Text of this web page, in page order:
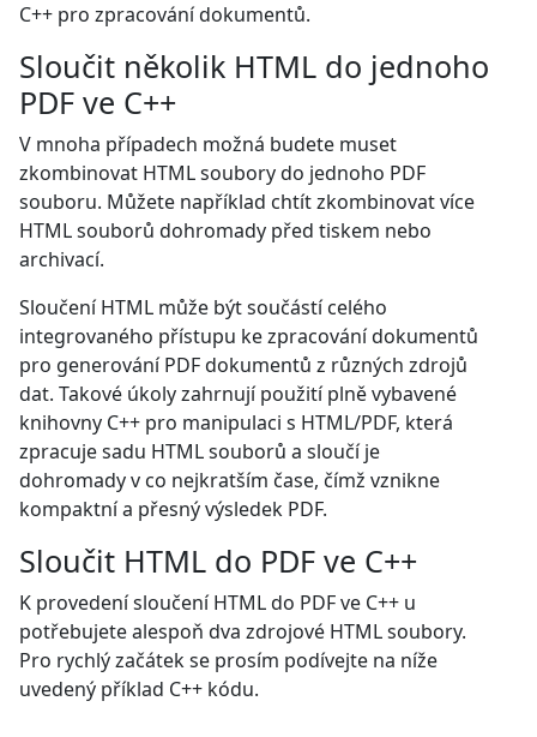
C++ pro zpracování dokumentů.
Sloučit několik HTML do jednoho
PDF ve C++
V mnoha případech možná budete muset
zkombinovat HTML soubory do jednoho PDF
souboru. Můžete například chtít zkombinovat více
HTML souborů dohromady před tiskem nebo
archivací.
Sloučení HTML může být součástí celého
integrovaného přístupu ke zpracování dokumentů
pro generování PDF dokumentů z různých zdrojů
dat. Takové úkoly zahrnují použití plně vybavené
knihovny C++ pro manipulaci s HTML/PDF, která
zpracuje sadu HTML souborů a sloučí je
dohromady v co nejkratším čase, čímž vznikne
kompaktní a přesný výsledek PDF.
Sloučit HTML do PDF ve C++
K provedení sloučení HTML do PDF ve C++ u
potřebujete alespoň dva zdrojové HTML soubory.
Pro rychlý začátek se prosím podívejte na níže
uvedený příklad C++ kódu.